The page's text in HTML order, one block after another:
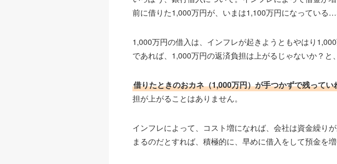
前に借りた1,000万円が、いまは1,100万円になっている…
1,000万円の借入は、インフレが起きようともやはり
であれば、1,000万円の返済負担は上がるじゃないか？と
借りたときのおカネ（1,000万円）が手つかずで残って
担が上がることはありません。
インフレによって、コスト増になれば、会社は資金繰り
まるのだとすれば、積極的に、早めに借入をして預金を